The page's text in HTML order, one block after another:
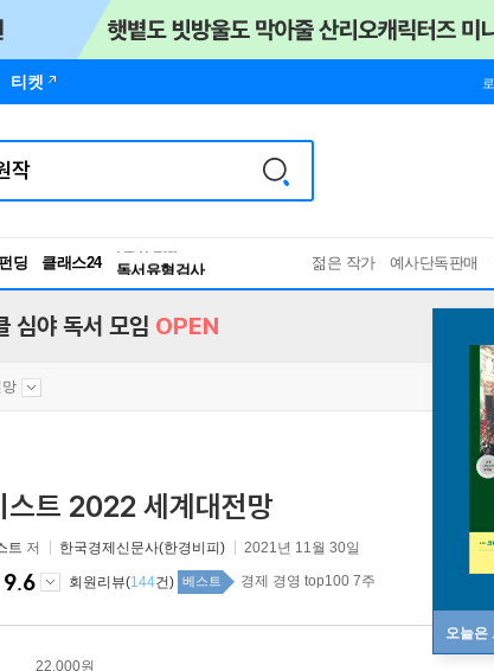
티켓
딩 클래스24
독서유형검사
RBTI Lab
젊은 작가 예사단독판매
오늘은
심야 독서 모임 OPEN
망
스트 2022 세계대전망
트 저 한국경제신문사(한경비피) 2021년 11월 30일
9.6 회원리뷰(144건) 베스트 경제 경영 top100 7주
22,000원